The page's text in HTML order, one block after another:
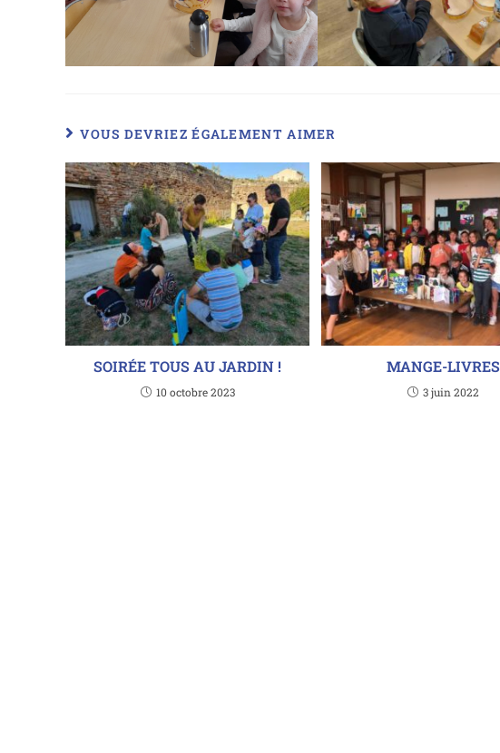
VOUS DEVRIEZ ÉGALEMENT AIMER
SOIRÉE TOUS AU JARDIN !
10 octobre 2023
MANGE-LIVRES
3 juin 2022